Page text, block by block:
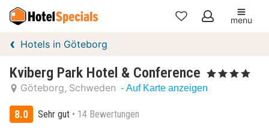
Meine
menu
Hotels in Göteborg
Kviberg Park Hotel & Conference , 4 Sterne
Göteborg Schweden - Auf Karte anzeigen
8.0 Sehr gut 14 Bewertungen